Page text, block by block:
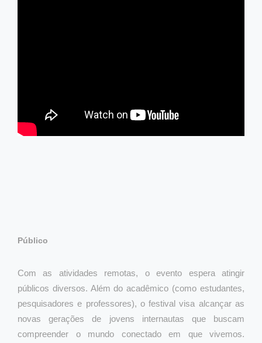
Público
Com as atividades remotas, o evento espera atingir
públicos diversos. Além do acadêmico (como estudantes,
pesquisadores e professores), o festival visa alcançar as
novas gerações de jovens internautas que buscam
compreender o mundo conectado em que vivemos.